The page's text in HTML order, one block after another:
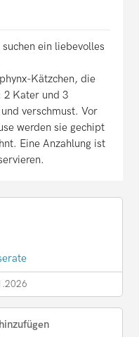
ein liebevolles
Kätzchen, die
2 Kater und 3
verschmust. Vor
werden sie gechipt
Eine Anzahlung ist